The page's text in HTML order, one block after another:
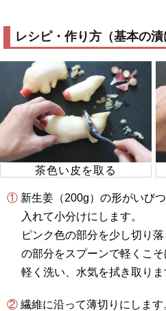
レシピ・作り方（基本の漬
茶色い皮を取る
① 新生姜（200g）の形がいびつな場合は、付け根に包丁を
入れて小分けにします。
ピンク色の部分を少し切り
の部分をスプーンで軽くこそ
軽く洗い、水気を拭き取りま
② 繊維に沿って薄切りにします